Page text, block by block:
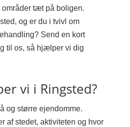
områder tæt på boligen.
og er du i tvivl om
Send en kort
til os, så hjælper vi dig
vi i Ringsted?
og større ejendomme.
af stedet, aktiviteten og hvor